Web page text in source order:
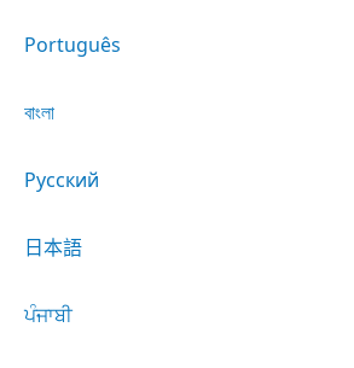
Português
বাংলা
Русский
日本語
ਪੰਜਾਬੀ